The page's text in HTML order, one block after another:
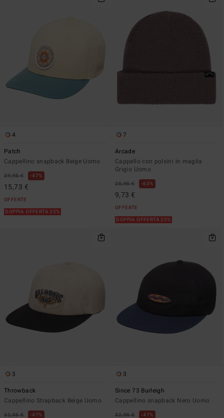
4
Patch
Cappellino snapback Beige Uomo
29,95 € 47%
15,73 €
OFFERTE
DOPPIA OFFERTA 25%
7
Arcade
Cappello con polsini in maglia
Grigio Uomo
25,95 € 63%
9,73 €
OFFERTE
DOPPIA OFFERTA 25%
3
Throwback
Cappellino Strapback Beige Uomo
32,95 € 47%
3
Since 73 Burleigh
Cappellino snapback Nero Uomo
32,95 € 47%